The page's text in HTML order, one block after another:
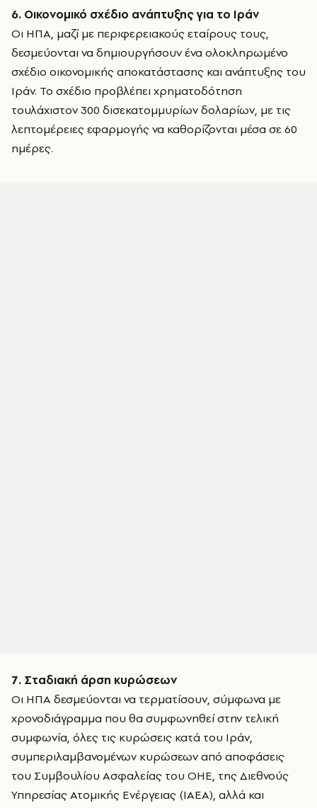
6. Οικονομικό σχέδιο ανάπτυξης για το Ιράν
Οι ΗΠΑ, μαζί με περιφερειακούς εταίρους τους,
δεσμεύονται να δημιουργήσουν ένα ολοκληρωμένο
σχέδιο οικονομικής αποκατάστασης και ανάπτυξης του
Ιράν. Το σχέδιο προβλέπει χρηματοδότηση
τουλάχιστον 300 δισεκατομμυρίων δολαρίων, με τις
λεπτομέρειες εφαρμογής να καθορίζονται μέσα σε 60
ημέρες.
7. Σταδιακή άρση κυρώσεων
Οι ΗΠΑ δεσμεύονται να τερματίσουν, σύμφωνα με
χρονοδιάγραμμα που θα συμφωνηθεί στην τελική
συμφωνία, όλες τις κυρώσεις κατά του Ιράν,
συμπεριλαμβανομένων κυρώσεων από αποφάσεις
του Συμβουλίου Ασφαλείας του ΟΗΕ, της Διεθνούς
Υπηρεσίας Ατομικής Ενέργειας (IAEA), αλλά και